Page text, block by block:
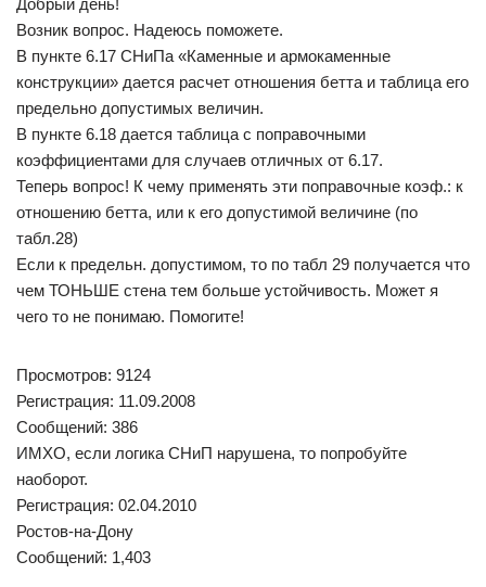
Добрый день!
Возник вопрос. Надеюсь поможете.
В пункте 6.17 СНиПа «Каменные и армокаменные
конструкции» дается расчет отношения бетта и таблица его
предельно допустимых величин.
В пункте 6.18 дается таблица с поправочными
коэффициентами для случаев отличных от 6.17.
Теперь вопрос! К чему применять эти поправочные коэф.: к
отношению бетта, или к его допустимой величине (по
табл.28)
Если к предельн. допустимом, то по табл 29 получается что
чем ТОНЬШЕ стена тем больше устойчивость. Может я
чего то не понимаю. Помогите!
Просмотров: 9124
Регистрация: 11.09.2008
Сообщений: 386
ИМХО, если логика СНиП нарушена, то попробуйте
наоборот.
Регистрация: 02.04.2010
Ростов-на-Дону
Сообщений: 1,403